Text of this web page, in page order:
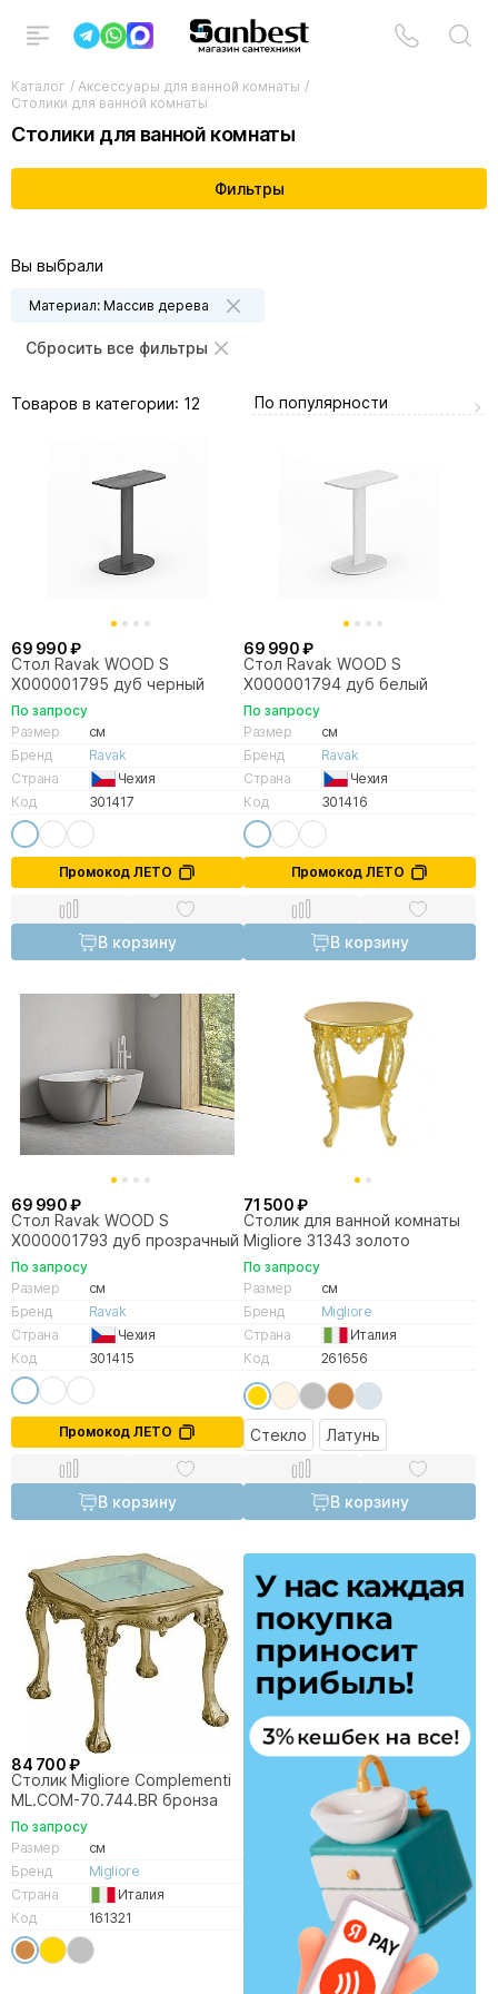
Каталог / Аксессуары для ванной комнаты /
Столики для ванной комнаты
Столики для ванной комнаты
Фильтры
Вы выбрали
Материал: Массив дерева
Сбросить все фильтры
Товаров в категории: 12 По популярности
69 990 ₽
Стол Ravak WOOD S
X000001795 дуб черный
По запросу
Размер
см
Бренд
Ravak
Страна
Чехия
Код
301417
Промокод ЛЕТО
В корзину
69 990 ₽
Стол Ravak WOOD S
X000001794 дуб белый
По запросу
Размер
см
Бренд
Ravak
Страна
Чехия
Код
301416
Промокод ЛЕТО
В корзину
69 990 ₽
Стол Ravak WOOD S
X000001793 дуб прозрачный
По запросу
Размер
см
Бренд
Ravak
Страна
Чехия
Код
301415
Промокод ЛЕТО
В корзину
71 500 ₽
Столик для ванной комнаты
Migliore 31343 золото
По запросу
Размер
см
Бренд
Migliore
Страна
Италия
Код
261656
Стекло Латунь
В корзину
84 700 ₽
Столик Migliore Complementi
ML.COM-70.744.BR бронза
По запросу
Размер
см
Бренд
Migliore
Страна
Италия
Код
161321